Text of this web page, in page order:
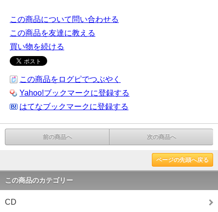
この商品について問い合わせる
この商品を友達に教える
買い物を続ける
この商品をログピでつぶやく
Yahoo!ブックマークに登録する
はてなブックマークに登録する
前の商品へ 次の商品へ
ページの先頭へ戻る
この商品のカテゴリー
CD